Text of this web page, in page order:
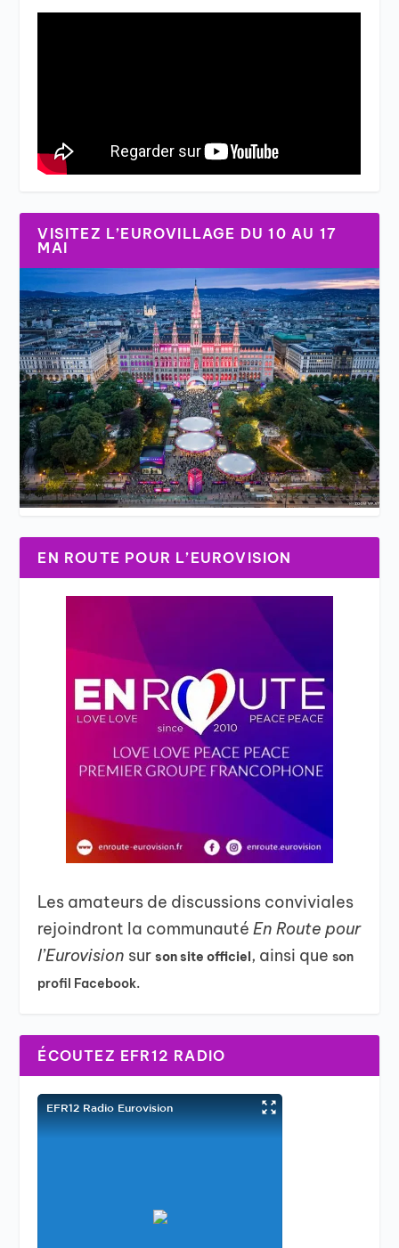
VISITEZ L’EUROVILLAGE DU 10 AU 17
MAI
EN ROUTE POUR L’EUROVISION
Les amateurs de discussions conviviales
rejoindront la communautéEn Route pour
l’Eurovision surson site officiel, ainsi queson
profil Facebook.
ÉCOUTEZ EFR12 RADIO